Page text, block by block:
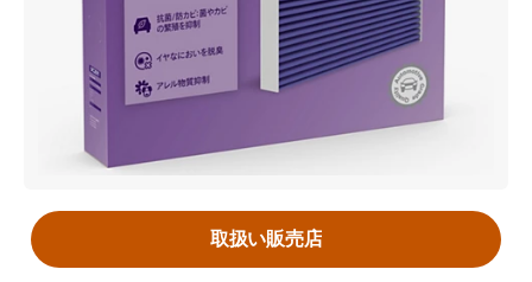
取扱い販売店